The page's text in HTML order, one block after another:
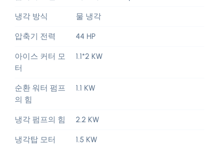
냉각 방식 물 냉각
압축기 전력 44 HP
아이스 커터 모
터
1.1*2 KW
순환 워터 펌프
의 힘
1.1 KW
냉각 펌프의 힘 2.2 KW
냉각탑 모터 1.5 KW